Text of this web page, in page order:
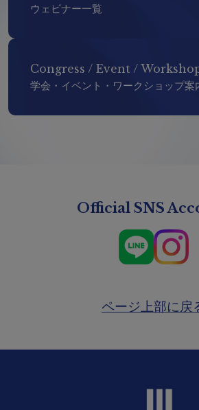
ウェビナー一覧
Congress / Event /
学会・イベント・ワークショップ案
Official SNS
ページ上部に戻